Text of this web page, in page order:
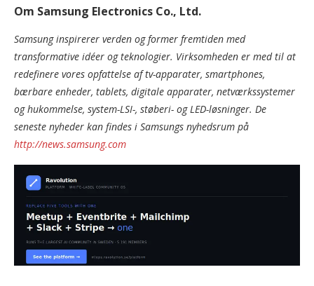
Om Samsung Electronics Co., Ltd.
Samsung inspirerer verden og former fremtiden med
transformative idéer og teknologier. Virksomheden er med til at
redefinere vores opfattelse af tv-apparater, smartphones,
bærbare enheder, tablets, digitale apparater, netværkssystemer
og hukommelse, system-LSI-, støberi- og LED-løsninger. De
seneste nyheder kan findes i Samsungs nyhedsrum på
http://news.samsung.com